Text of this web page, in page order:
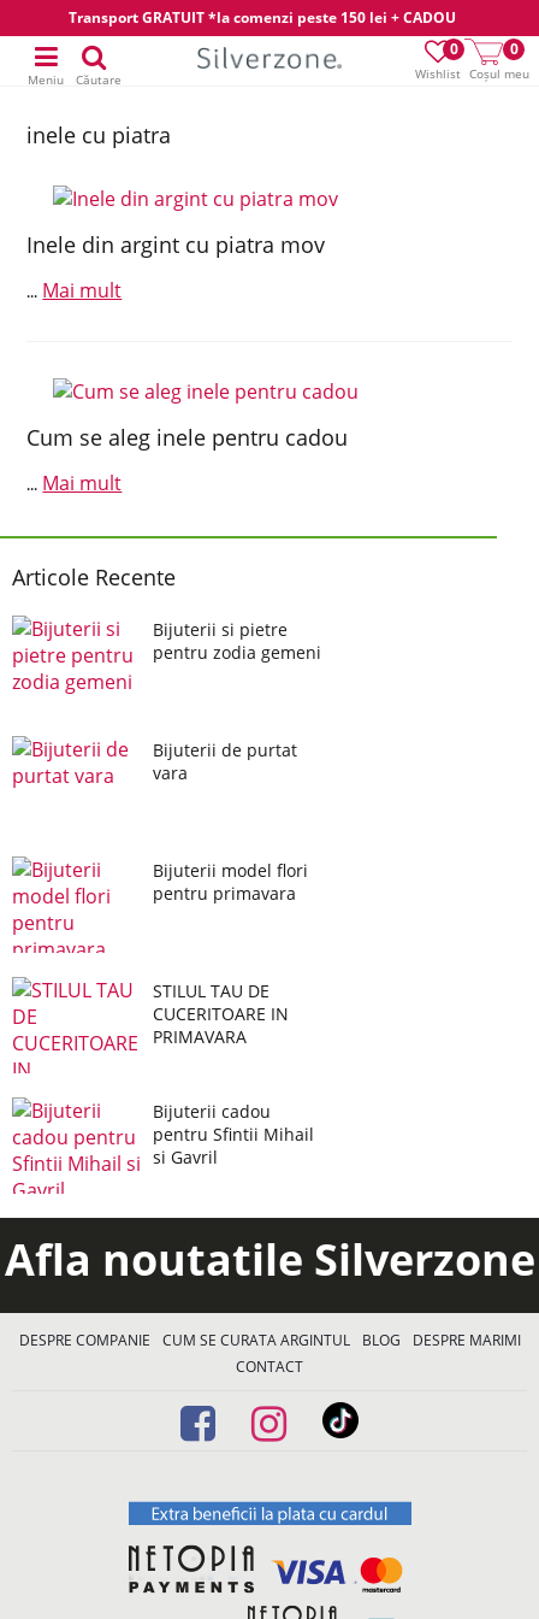
Transport GRATUIT *la comenzi peste 150 lei + CADOU
Wishlist
0
Coșul meu
0
Meniu Căutare
inele cu piatra
Inele din argint cu piatra mov
... Mai mult
Cum se aleg inele pentru cadou
... Mai mult
Articole Recente
Bijuterii si pietre
pentru zodia gemeni
Bijuterii de purtat
vara
Bijuterii model flori
pentru primavara
STILUL TAU DE
CUCERITOARE IN
PRIMAVARA
Bijuterii cadou
pentru Sfintii Mihail
si Gavril
Afla noutatile Silverzone
DESPRE COMPANIE CUM SE CURATA ARGINTUL BLOG
DESPRE MARIMI
CONTACT